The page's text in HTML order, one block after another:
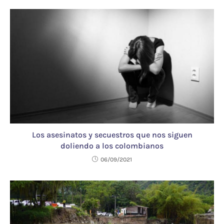
Los asesinatos y secuestros que nos siguen
doliendo a los colombianos
06/09/2021